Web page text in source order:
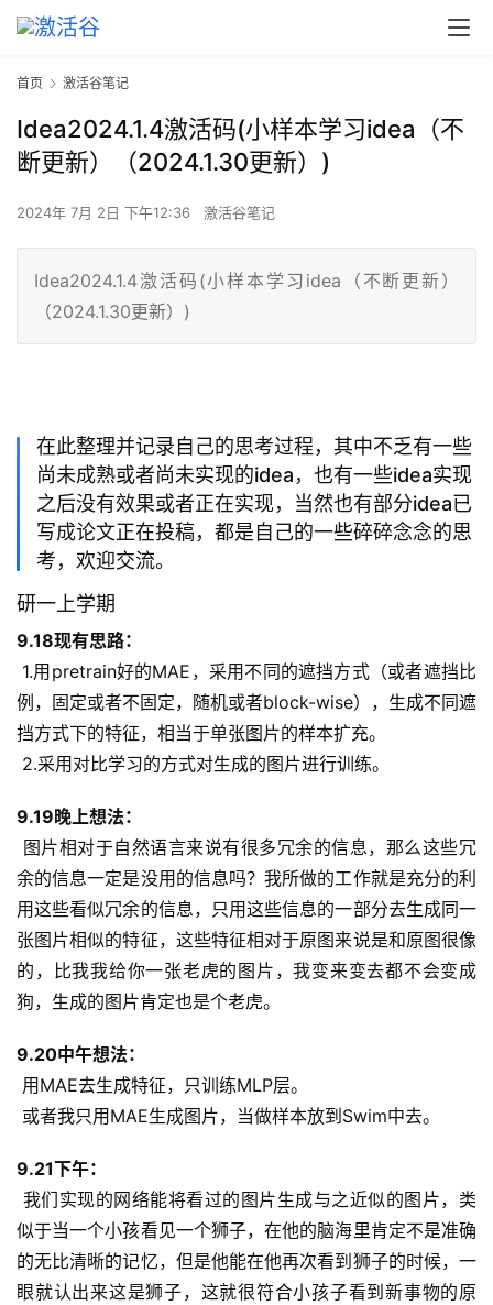
首页 激活谷笔记
Idea2024.1.4激活码(小样本学习idea（不
断更新）（2024.1.30更新）)
2024年 7月 2日 下午12:36 激活谷笔记
Idea2024.1.4激活码(小样本学习idea（不断更新）
（2024.1.30更新）)
在此整理并记录自己的思考过程，其中不乏有一些
尚未成熟或者尚未实现的idea，也有一些idea实现
之后没有效果或者正在实现，当然也有部分idea已
写成论文正在投稿，都是自己的一些碎碎念念的思
考，欢迎交流。
研一上学期
9.18现有思路：
例，固定或者不固定，随机或者block-wise），生成不同遮
挡方式下的特征，相当于单张图片的样本扩充。
2.采用对比学习的方式对生成的图片进行训练。
9.19晚上想法：
余的信息一定是没用的信息吗？我所做的工作就是充分的利
用这些看似冗余的信息，只用这些信息的一部分去生成同一
张图片相似的特征，这些特征相对于原图来说是和原图很像
的，比我我给你一张老虎的图片，我变来变去都不会变成
狗，生成的图片肯定也是个老虎。
9.20中午想法：
用MAE去生成特征，只训练MLP层。
或者我只用MAE生成图片，当做样本放到Swim中去。
9.21下午：
似于当一个小孩看见一个狮子，在他的脑海里肯定不是准确
的无比清晰的记忆，但是他能在他再次看到狮子的时候，一
眼就认出来这是狮子，这就很符合小孩子看到新事物的原